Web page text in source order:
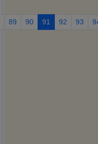
89 90 91 92 93